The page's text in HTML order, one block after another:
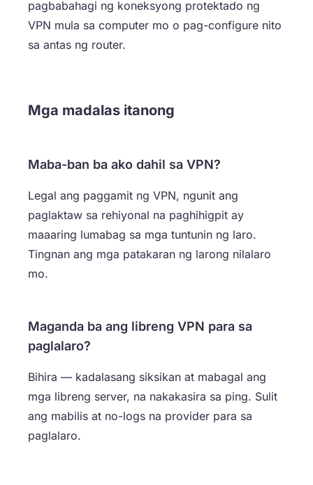
pagbabahagi ng koneksyong protektado ng
VPN mula sa computer mo o pag-configure nito
sa antas ng router.
Mga madalas itanong
Maba-ban ba ako dahil sa VPN?
Legal ang paggamit ng VPN, ngunit ang
paglaktaw sa rehiyonal na paghihigpit ay
maaaring lumabag sa mga tuntunin ng laro.
Tingnan ang mga patakaran ng larong nilalaro
mo.
Maganda ba ang libreng VPN para sa
paglalaro?
Bihira — kadalasang siksikan at mabagal ang
mga libreng server, na nakakasira sa ping. Sulit
ang mabilis at no-logs na provider para sa
paglalaro.